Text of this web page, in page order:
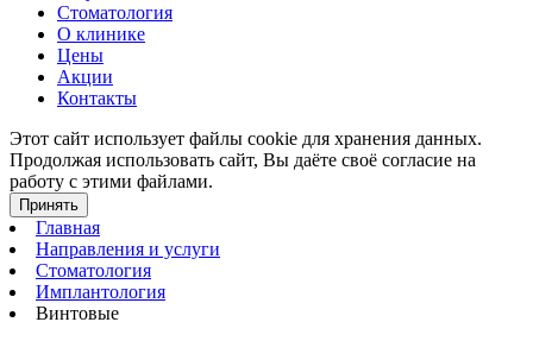
Стоматология
О клинике
Цены
Акции
Контакты
Этот сайт использует файлы cookie для хранения данных.
Продолжая использовать сайт, Вы даёте своё согласие на
работу с этими файлами.
Принять
Главная
Направления и услуги
Стоматология
Имплантология
Винтовые